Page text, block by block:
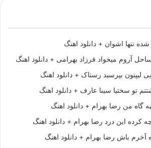
تنها اشوان + دانلود اهنگ
آروم میخواد فرزاد بهرامی + دانلود اهنگ
لیپتون بپرسید رستاک + دانلود اهنگ
تو سختیا سینا عارف + دانلود اهنگ
گاه من رضا بهرام + دانلود اهنگ
این درد رضا بهرام + دانلود اهنگ
آخرم باش رضا بهرام + دانلود اهنگ